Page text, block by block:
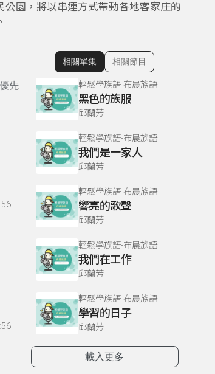
園，將以串連方式帶動各地客家庄的
先
顯示相關單集
相關單集 相關節目
輕鬆學族語-布農族語
黑色的族服
邱蘭芳
輕鬆學族語-布農族語
我們是一家人
邱蘭芳
輕鬆學族語-布農族語
響亮的歌聲
邱蘭芳
輕鬆學族語-布農族語
我們在工作
邱蘭芳
輕鬆學族語-布農族語
學習的日子
邱蘭芳
載入更多